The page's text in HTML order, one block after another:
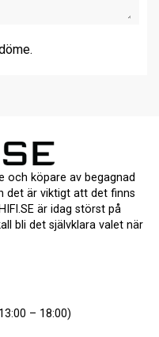
och köpare av begagnad
det är viktigt att det finns
är idag störst på
bli det självklara valet när
– 18:00)